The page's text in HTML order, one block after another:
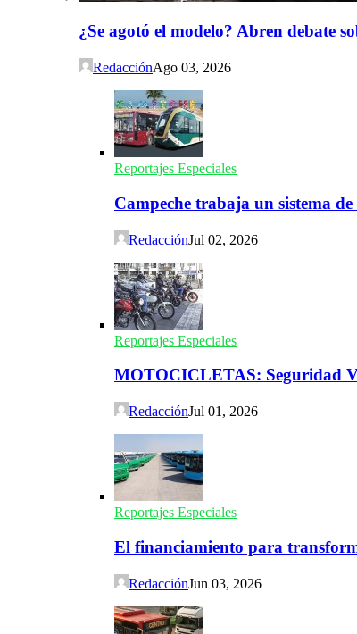
¿Se agotó el modelo? Abren debate
RedacciónAgo 03, 2026
Reportajes Especiales
Campeche trabaja un sistema
RedacciónJul 02, 2026
Reportajes Especiales
MOTOCICLETAS: Seguridad
RedacciónJul 01, 2026
Reportajes Especiales
El financiamiento para
RedacciónJun 03, 2026